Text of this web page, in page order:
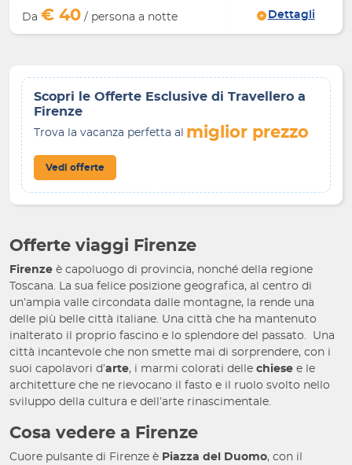
Da € 40 / persona a notte Dettagli
Scopri le Offerte Esclusive di Travellero a
Firenze
Trova la vacanza perfetta al miglior prezzo
Vedi offerte
Offerte viaggi Firenze
Firenze è capoluogo di provincia, nonché della regione
Toscana. La sua felice posizione geografica, al centro di
un’ampia valle circondata dalle montagne, la rende una
delle più belle città italiane. Una città che ha mantenuto
inalterato il proprio fascino e lo splendore del passato. Una
città incantevole che non smette mai di sorprendere, con i
suoi capolavori d’arte, i marmi colorati delle chiese e le
architetture che ne rievocano il fasto e il ruolo svolto nello
sviluppo della cultura e dell’arte rinascimentale.
Cosa vedere a Firenze
Cuore pulsante di Firenze è Piazza del Duomo, con il